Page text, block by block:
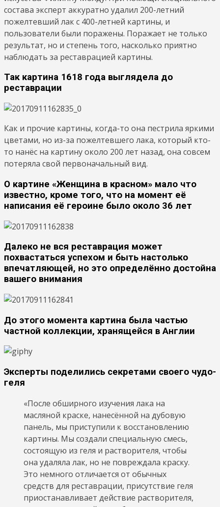
состава эксперт аккуратно удалил 200-летний
пожелтевший лак с 400-летней картины, и
пользователи были поражены. Поражает не только
результат, но и степень того, насколько приятно
наблюдать за реставрацией картины.
Так картина 1618 года выглядела до
реставрации
Как и прочие картины, когда-то она пестрила яркими
цветами, но из-за пожелтевшего лака, который кто-
то нанёс на картину около 200 лет назад, она совсем
потеряла свой первоначальный вид.
О картине «Женщина в красном» мало что
известно, кроме того, что на момент её
написания её героине было около 36 лет
Далеко не вся реставрация может
похвастаться успехом и быть настолько
впечатляющей, но это определённо достойна
вашего внимания
До этого момента картина была частью
частной коллекции, хранящейся в Англии
Эксперты поделились секретами своего чудо-
геля
«После обширного изучения лака на
масляной краске, нанесённой на дубовую
панель, мы приступили к восстановлению
картины. Мы создали специальную смесь,
состоящую из геля и растворителя, чтобы
она удаляла лак, но не повреждала краску.
Это немного отличается от обычных
средств для реставрации, присутствие геля
приостанавливает действие растворителя,